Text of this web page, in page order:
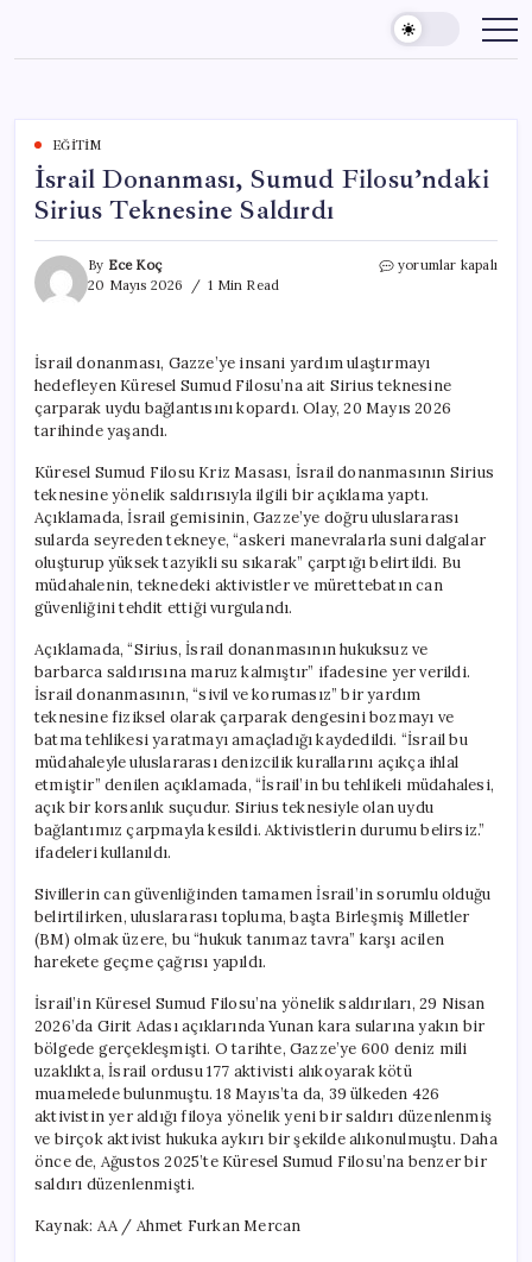
content
EĞITIM
İsrail Donanması, Sumud Filosu’ndaki
Sirius Teknesine Saldırdı
By Ece Koç
20 Mayıs 2026
1 Min Read
İsrail
Teknesine
Saldırdı
için
yorumlar kapalı
İsrail donanması, Gazze’ye insani yardım ulaştırmayı
hedefleyen Küresel Sumud Filosu’na ait Sirius teknesine
çarparak uydu bağlantısını kopardı. Olay, 20 Mayıs 2026
tarihinde yaşandı.
Küresel Sumud Filosu Kriz Masası, İsrail donanmasının Sirius
teknesine yönelik saldırısıyla ilgili bir açıklama yaptı.
Açıklamada, İsrail gemisinin, Gazze’ye doğru uluslararası
sularda seyreden tekneye, “askeri manevralarla suni dalgalar
oluşturup yüksek tazyikli su sıkarak” çarptığı belirtildi. Bu
müdahalenin, teknedeki aktivistler ve mürettebatın can
güvenliğini tehdit ettiği vurgulandı.
Açıklamada, “Sirius, İsrail donanmasının hukuksuz ve
barbarca saldırısına maruz kalmıştır” ifadesine yer verildi.
İsrail donanmasının, “sivil ve korumasız” bir yardım
teknesine fiziksel olarak çarparak dengesini bozmayı ve
batma tehlikesi yaratmayı amaçladığı kaydedildi. “İsrail bu
müdahaleyle uluslararası denizcilik kurallarını açıkça ihlal
etmiştir” denilen açıklamada, “İsrail’in bu tehlikeli müdahalesi,
açık bir korsanlık suçudur. Sirius teknesiyle olan uydu
bağlantımız çarpmayla kesildi. Aktivistlerin durumu belirsiz.”
ifadeleri kullanıldı.
Sivillerin can güvenliğinden tamamen İsrail’in sorumlu olduğu
belirtilirken, uluslararası topluma, başta Birleşmiş Milletler
(BM) olmak üzere, bu “hukuk tanımaz tavra” karşı acilen
harekete geçme çağrısı yapıldı.
İsrail’in Küresel Sumud Filosu’na yönelik saldırıları, 29 Nisan
2026’da Girit Adası açıklarında Yunan kara sularına yakın bir
bölgede gerçekleşmişti. O tarihte, Gazze’ye 600 deniz mili
uzaklıkta, İsrail ordusu 177 aktivisti alıkoyarak kötü
muamelede bulunmuştu. 18 Mayıs’ta da, 39 ülkeden 426
aktivistin yer aldığı filoya yönelik yeni bir saldırı düzenlenmiş
ve birçok aktivist hukuka aykırı bir şekilde alıkonulmuştu. Daha
önce de, Ağustos 2025’te Küresel Sumud Filosu’na benzer bir
saldırı düzenlenmişti.
Kaynak: AA / Ahmet Furkan Mercan